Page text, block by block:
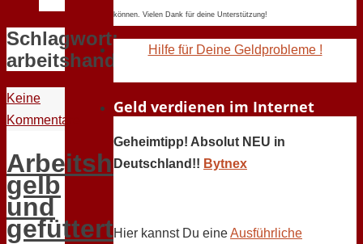
Schlagwort:
arbeitshandschuhe
Keine
Kommentare
Arbeitshandschuhe,
gelb
und
gefüttert
können. Vielen Dank für deine Unterstützung!
Hilfe für Deine Geldprobleme !
Geld verdienen im Internet
Geheimtipp! Absolut NEU in
Deutschland!! Bytnex
Hier kannst Du eineAusführliche